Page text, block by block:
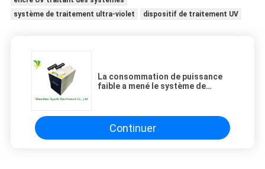
système de traitement ultra-violet
dispositif de traitement UV
La consommation de puissance
faible a mené le système de
Continuer